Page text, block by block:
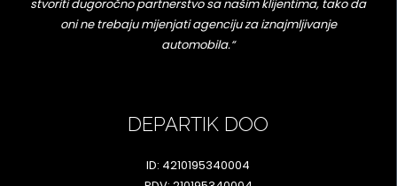
stvoriti dugoročno partnerstvo sa našim klijentima, tako da
oni ne trebaju mijenjati agenciju za iznajmljivanje
automobila.“
DEPARTIK DOO
ID: 4210195340004